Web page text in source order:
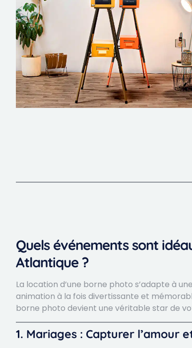
Quels événements sont
Atlantique ?
La location d’une borne photo s’adapte à
animation à la fois divertissante et
borne photo devient une véritable star de
1. Mariages : Capturer l’amour